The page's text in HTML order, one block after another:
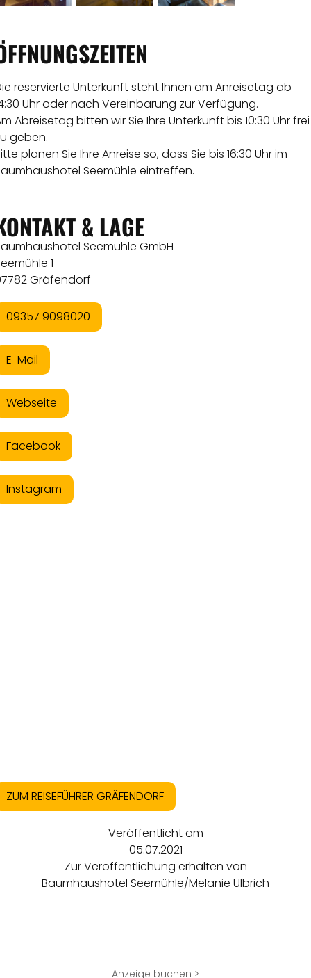
reservierte Unterkunft steht Ihnen am Anreisetag ab
Uhr oder nach Vereinbarung zur Verfügung.
Abreisetag bitten wir Sie Ihre Unterkunft bis 10:30 Uhr frei
geben.
planen Sie Ihre Anreise so, dass Sie bis 16:30 Uhr im
Seemühle eintreffen.
& LAGE
Seemühle GmbH
1
Gräfendorf
09357 9098020
E-Mail
Webseite
Facebook
Instagram
ZUM REISEFÜHRER GRÄFENDORF
Veröffentlicht am
05.07.2021
Zur Veröffentlichung erhalten von
Baumhaushotel Seemühle/Melanie Ulbrich
Anzeige buchen >